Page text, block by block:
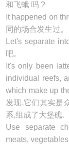
和飞蛾 吗 ?
It happened on
同的场合发生过。
Let's separate
吧。
It's only been
individual reefs,
which make up
发现,它们其实是
系,组成了大堡礁.
Use separate
meats,